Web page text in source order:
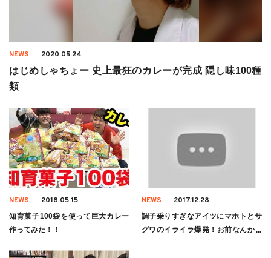
NEWS 2020.05.24
はじめしゃちょー 史上最狂のカレーが完成 隠し味100種
類
NEWS 2018.05.15
知育菓子100袋を使って巨大カレー
作ってみた！！
NEWS 2017.12.28
調子乗りすぎなアイツにマホトとサ
グワのイライラ爆発！お前なんか主